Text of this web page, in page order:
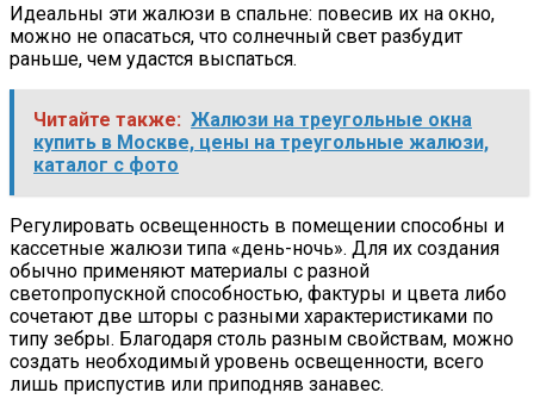
Идеальны эти жалюзи в спальне: повесив их на окно,
можно не опасаться, что солнечный свет разбудит
раньше, чем удастся выспаться.
Читайте также: Жалюзи на треугольные окна
купить в Москве, цены на треугольные жалюзи,
каталог с фото
Регулировать освещенность в помещении способны и
кассетные жалюзи типа «день-ночь». Для их создания
обычно применяют материалы с разной
светопропускной способностью, фактуры и цвета либо
сочетают две шторы с разными характеристиками по
типу зебры. Благодаря столь разным свойствам, можно
создать необходимый уровень освещенности, всего
лишь приспустив или приподняв занавес.